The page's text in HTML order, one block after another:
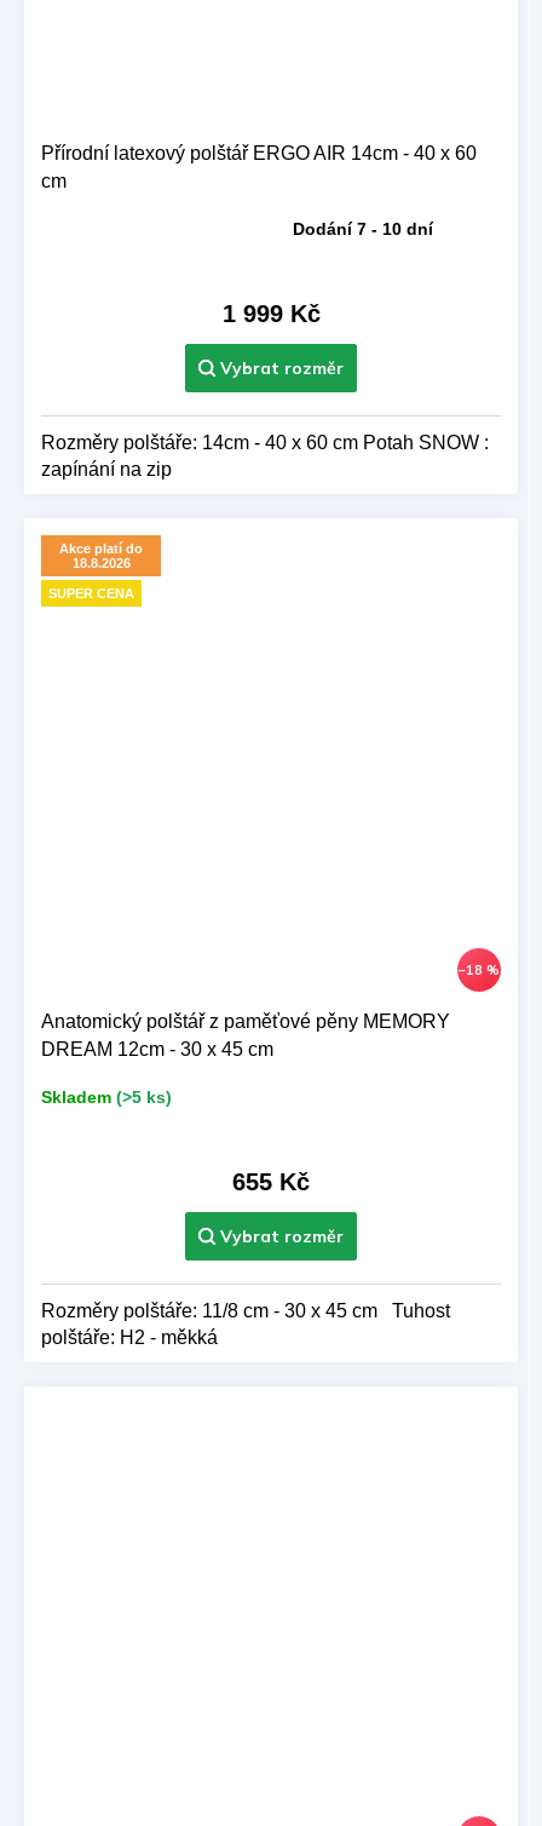
Přírodní latexový polštář ERGO AIR 14cm - 40 x 60
cm
Dodání 7 - 10 dní
1 999 Kč
Rozměry polštáře: 14cm - 40 x 60 cm Potah SNOW :
zapínání na zip
Akce platí do
18.8.2026
SUPER CENA
–18 %
Anatomický polštář z paměťové pěny MEMORY
DREAM 12cm - 30 x 45 cm
Skladem (>5 ks)
655 Kč
Rozměry polštáře: 11/8 cm - 30 x 45 cm Tuhost
polštáře: H2 - měkká